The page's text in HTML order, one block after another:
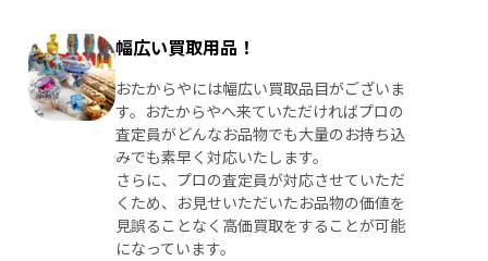
幅広い買取用品！
おたからやには幅広い買取品目がございま
す。おたからやへ来ていただければプロの
査定員がどんなお品物でも大量のお持ち込
みでも素早く対応いたします。
さらに、プロの査定員が対応させていただ
くため、お見せいただいたお品物の価値を
見誤ることなく高価買取をすることが可能
になっています。